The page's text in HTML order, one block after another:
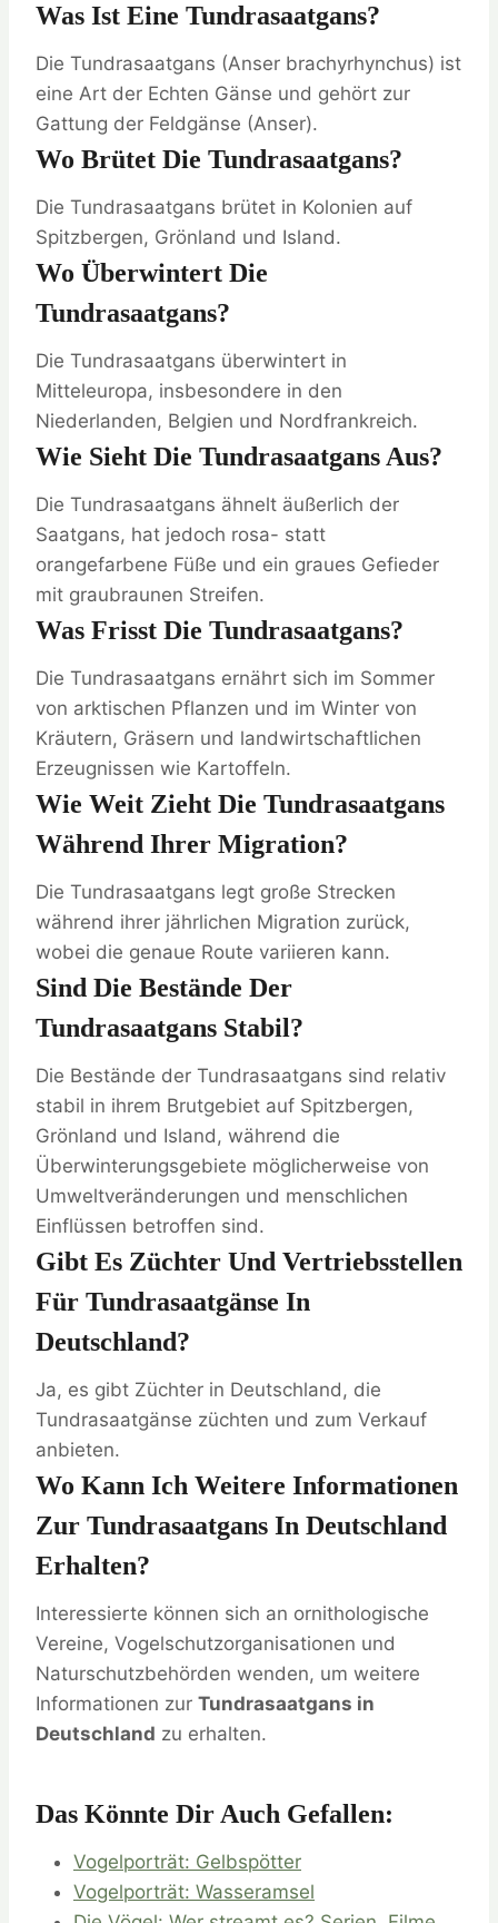
Was Ist Eine Tundrasaatgans?
Die Tundrasaatgans (Anser brachyrhynchus) ist
eine Art der Echten Gänse und gehört zur
Gattung der Feldgänse (Anser).
Wo Brütet Die Tundrasaatgans?
Die Tundrasaatgans brütet in Kolonien auf
Spitzbergen, Grönland und Island.
Wo Überwintert Die
Tundrasaatgans?
Die Tundrasaatgans überwintert in
Mitteleuropa, insbesondere in den
Niederlanden, Belgien und Nordfrankreich.
Wie Sieht Die Tundrasaatgans Aus?
Die Tundrasaatgans ähnelt äußerlich der
Saatgans, hat jedoch rosa- statt
orangefarbene Füße und ein graues Gefieder
mit graubraunen Streifen.
Was Frisst Die Tundrasaatgans?
Die Tundrasaatgans ernährt sich im Sommer
von arktischen Pflanzen und im Winter von
Kräutern, Gräsern und landwirtschaftlichen
Erzeugnissen wie Kartoffeln.
Wie Weit Zieht Die Tundrasaatgans
Während Ihrer Migration?
Die Tundrasaatgans legt große Strecken
während ihrer jährlichen Migration zurück,
wobei die genaue Route variieren kann.
Sind Die Bestände Der
Tundrasaatgans Stabil?
Die Bestände der Tundrasaatgans sind relativ
stabil in ihrem Brutgebiet auf Spitzbergen,
Grönland und Island, während die
Überwinterungsgebiete möglicherweise von
Umweltveränderungen und menschlichen
Einflüssen betroffen sind.
Gibt Es Züchter Und Vertriebsstellen
Für Tundrasaatgänse In
Deutschland?
Ja, es gibt Züchter in Deutschland, die
Tundrasaatgänse züchten und zum Verkauf
anbieten.
Wo Kann Ich Weitere Informationen
Zur Tundrasaatgans In Deutschland
Erhalten?
Interessierte können sich an ornithologische
Vereine, Vogelschutzorganisationen und
Naturschutzbehörden wenden, um weitere
Informationen zur Tundrasaatgans in
Deutschland zu erhalten.
Das Könnte Dir Auch Gefallen:
Vogelporträt: Gelbspötter
Vogelporträt: Wasseramsel